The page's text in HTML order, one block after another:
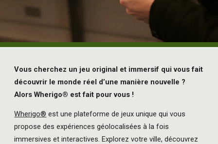
Vous cherchez un jeu original et immersif qui vous fait
découvrir le monde réel d’une manière nouvelle ?
Alors Wherigo® est fait pour vous !
Wherigo® est une plateforme de jeux unique qui vous
propose des expériences géolocalisées à la fois
immersives et interactives. Explorez votre ville, découvrez